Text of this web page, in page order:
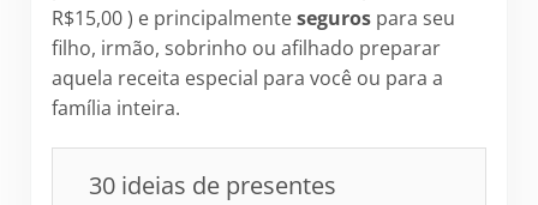
R$15,00 ) e principalmentesegurospara seu
filho, irmão, sobrinho ou afilhado preparar
aquela receita especial para você ou para a
família inteira.
30 ideias de presentes